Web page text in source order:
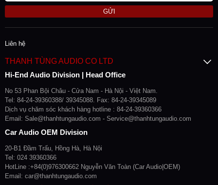
GỬI
Liên hệ
THANH TÙNG AUDIO CO LTD
Hi-End Audio Division | Head Office
No 53 Phan Bội Châu - Cửa Nam - Hà Nội - Việt Nam.
Tel: 84-24-39360388/ 39345088. Fax: 84-24-39345089
Dịch vụ chăm sóc khách hàng hotline : 84-24-39360366
Email: Sale@thanhtungaudio.com - Service@thanhtungaudio.com
Car Audio OEM Division
20-B1 Đầm Trấu, Hồng Hà, Hà Nội
Tel: 024 39360366
HotLine :+84(0)976300662 Nguyễn Văn Toàn (Car Audio|OEM)
Email: car@thanhtungaudio.com